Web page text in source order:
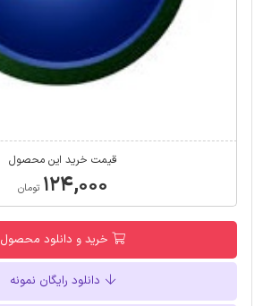
قیمت خرید این محصول
۱۲۴,۰۰۰ تومان
خرید و دانلود محصول
دانلود رایگان نمونه